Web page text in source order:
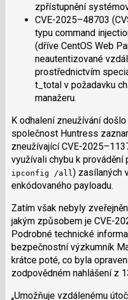
zpřístupnění
CVE-2025–48703
typu command
(dříve CentOS Web
neautentizované
prostřednictvím
t_total v požadavku
manažeru.
K odhalení zneužívání
společnost Huntress
zneužívající CVE-
využívali chybu k provádění
ipconfig /all ) zasílaných
enkódovaného payloadu.
Zatím však nebyly
jakým způsobem je CVE-
Podrobné technické
bezpečnostní výzkumník
krátce poté, co byla
zodpovědném nahlášení z
„Umožňuje vzdálenému